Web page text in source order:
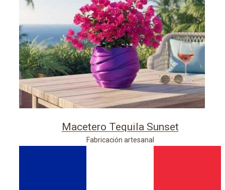
Macetero Tequila Sunset
Fabricación artesanal